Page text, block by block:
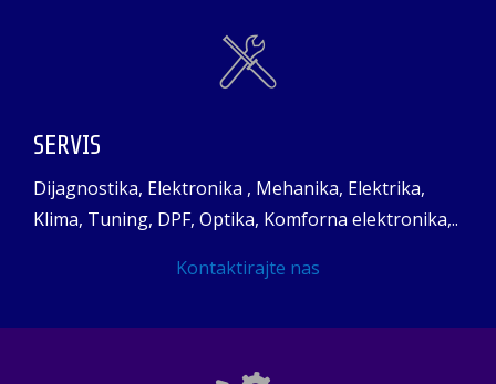
SERVIS
Dijagnostika, Elektronika , Mehanika, Elektrika,
Klima, Tuning, DPF, Optika, Komforna elektronika,..
Kontaktirajte nas